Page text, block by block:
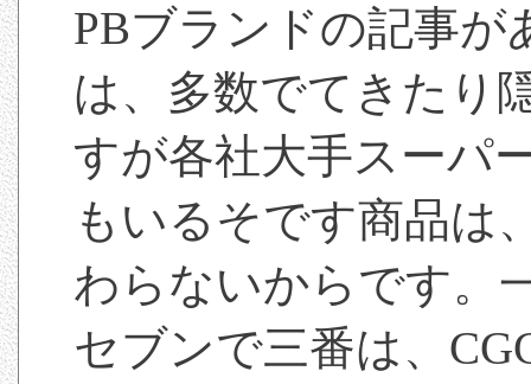
PBブランドの記事が
は、多数でてきたり
すが各社大手スーパ
もいるそです商品は
わらないからです。
セブンで三番は、